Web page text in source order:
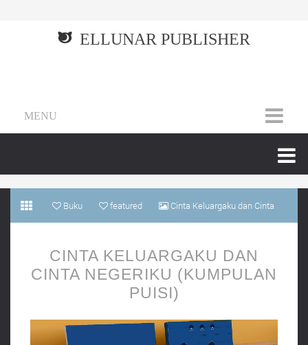
ELLUNAR PUBLISHER
MENU
Buku featured Cinta Keluargaku dan Cinta
CINTA KELUARGAKU DAN
CINTA NEGERIKU (KUMPULAN
PUISI)